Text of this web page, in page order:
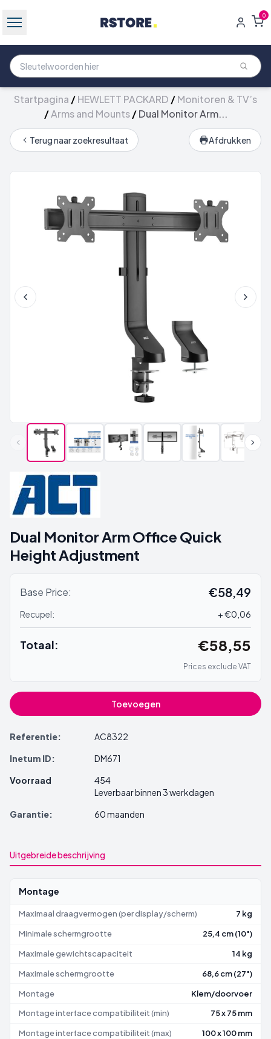
0
Startpagina /HEWLETT PACKARD /Monitoren & TV’s
/Arms and Mounts/Dual Monitor Arm...
Terug naar zoekresultaat Afdrukken
Dual Monitor Arm Office Quick
Height Adjustment
Base Price: €58,49
Recupel: + €0,06
Totaal: €58,55
Prices exclude VAT
Toevoegen
Referentie:
AC8322
Inetum ID:
DM671
Voorraad
454
Leverbaar binnen 3 werkdagen
Garantie:
60 maanden
Uitgebreide beschrijving
Montage
Maximaal draagvermogen (per display/scherm) 7 kg
Minimale schermgrootte 25,4 cm (10")
Maximale gewichtscapaciteit 14 kg
Maximale schermgrootte 68,6 cm (27")
Montage Klem/doorvoer
Montage interface compatibiliteit (min) 75 x 75 mm
Montage interface compatibiliteit (max) 100 x 100 mm